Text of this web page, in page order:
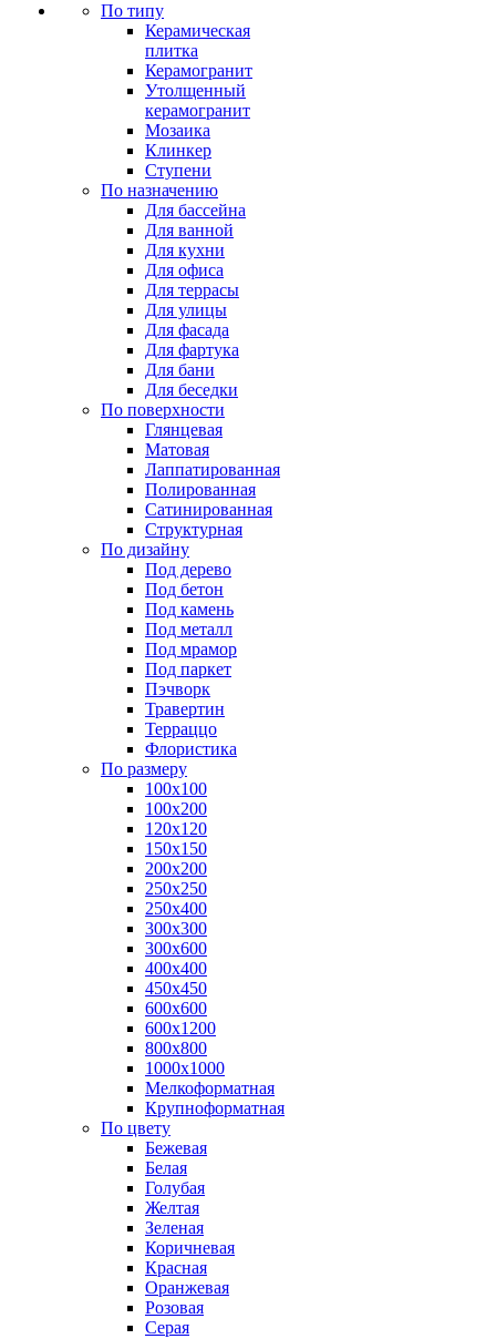
По типу
Керамическая
плитка
Керамогранит
Утолщенный
керамогранит
Мозаика
Клинкер
Ступени
По назначению
Для бассейна
Для ванной
Для кухни
Для офиса
Для террасы
Для улицы
Для фасада
Для фартука
Для бани
Для беседки
По поверхности
Глянцевая
Матовая
Лаппатированная
Полированная
Сатинированная
Структурная
По дизайну
Под дерево
Под бетон
Под камень
Под металл
Под мрамор
Под паркет
Пэчворк
Травертин
Терраццо
Флористика
По размеру
100х100
100х200
120х120
150х150
200х200
250х250
250х400
300х300
300х600
400х400
450х450
600х600
600х1200
800х800
1000х1000
Мелкоформатная
Крупноформатная
По цвету
Бежевая
Белая
Голубая
Желтая
Зеленая
Коричневая
Красная
Оранжевая
Розовая
Серая